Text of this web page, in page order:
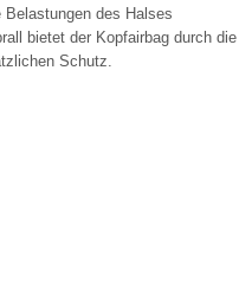
Belastungen des Halses
bietet der Kopfairbag durch die
Schutz.